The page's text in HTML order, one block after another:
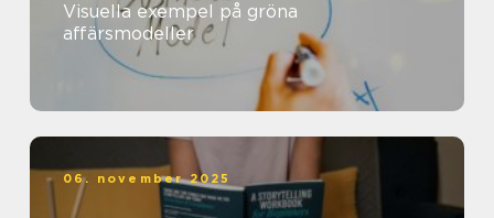
Visuella exempel på gröna
affärsmodeller
06. november 2025